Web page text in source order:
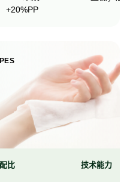
+20%PP
比 技术能力